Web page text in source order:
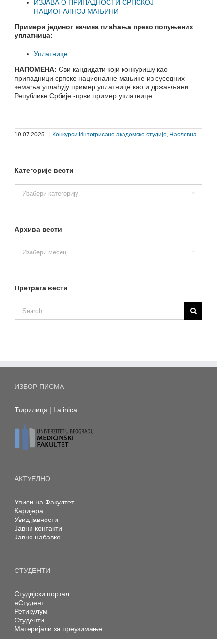
ИЗЈАВА О ПРИПАДНОСТИ СРПСКОЈ
НАЦИОНАЛНОЈ МАЊИНИ
Примери јединог начина плаћања преко попуњених
уплатница:
Уплатнице
НАПОМЕНА: Сви кандидати који конкуришу као
припадници српске националне мањине из суседних
земаља уплаћују пример уплатнице као и држављани
Републике Србије -први пример уплатнице.
19.07.2025. Конкурси Интегрисане академске студије, Насловна
Категорије вести
вести

Архива вести
вести

Претрага вести
ИЗБОР ПИСМА
Ћирилица | Latinica
АКТУЕЛНО
Уписи на Факултет
Каријера
Увид јавности
Јавни контакти
Јавне набавке
СТУДЕНТИ
Студијски портал
еСтудент
Ретикулум
Студенти
Материјали за преузимање